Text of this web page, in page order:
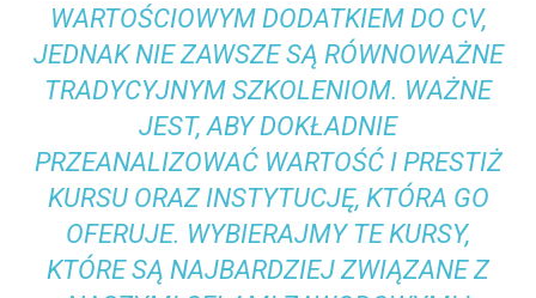
WARTOŚCIOWYM DODATKIEM DO CV,
JEDNAK NIE ZAWSZE SĄ RÓWNOWAŻNE
TRADYCYJNYM SZKOLENIOM. WAŻNE
JEST, ABY DOKŁADNIE
PRZEANALIZOWAĆ WARTOŚĆ I PRESTIŻ
KURSU ORAZ INSTYTUCJĘ, KTÓRA GO
OFERUJE. WYBIERAJMY TE KURSY,
KTÓRE SĄ NAJBARDZIEJ ZWIĄZANE Z